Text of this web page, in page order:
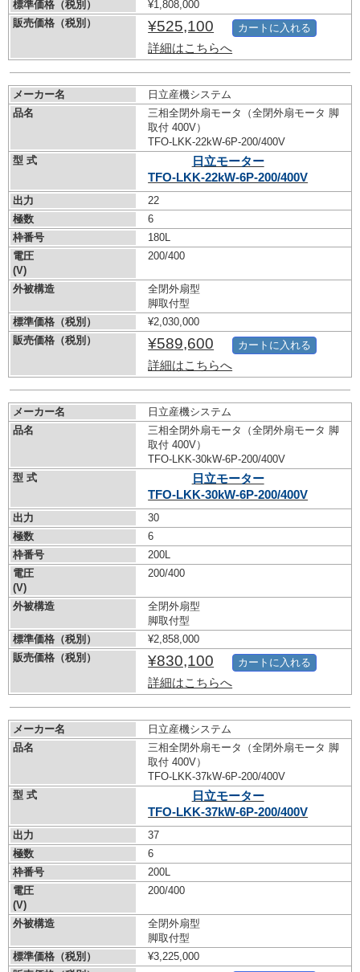
標準価格（税別）
¥1,808,000
販売価格（税別）
¥525,100
詳細はこちらへ
カートに入れる
メーカー名
日立産機システム
品名
三相全閉外扇モータ（全閉外扇モータ 脚
取付 400V）
TFO-LKK-22kW-6P-200/400V
型 式
日立モーター
TFO-LKK-22kW-6P-200/400V
出力
22
極数
6
枠番号
180L
電圧
(V)
200/400
外被構造
全閉外扇型
脚取付型
標準価格（税別）
¥2,030,000
販売価格（税別）
¥589,600
詳細はこちらへ
カートに入れる
メーカー名
日立産機システム
品名
三相全閉外扇モータ（全閉外扇モータ 脚
取付 400V）
TFO-LKK-30kW-6P-200/400V
型 式
日立モーター
TFO-LKK-30kW-6P-200/400V
出力
30
極数
6
枠番号
200L
電圧
(V)
200/400
外被構造
全閉外扇型
脚取付型
標準価格（税別）
¥2,858,000
販売価格（税別）
¥830,100
詳細はこちらへ
カートに入れる
メーカー名
日立産機システム
品名
三相全閉外扇モータ（全閉外扇モータ 脚
取付 400V）
TFO-LKK-37kW-6P-200/400V
型 式
日立モーター
TFO-LKK-37kW-6P-200/400V
出力
37
極数
6
枠番号
200L
電圧
(V)
200/400
外被構造
全閉外扇型
脚取付型
標準価格（税別）
¥3,225,000